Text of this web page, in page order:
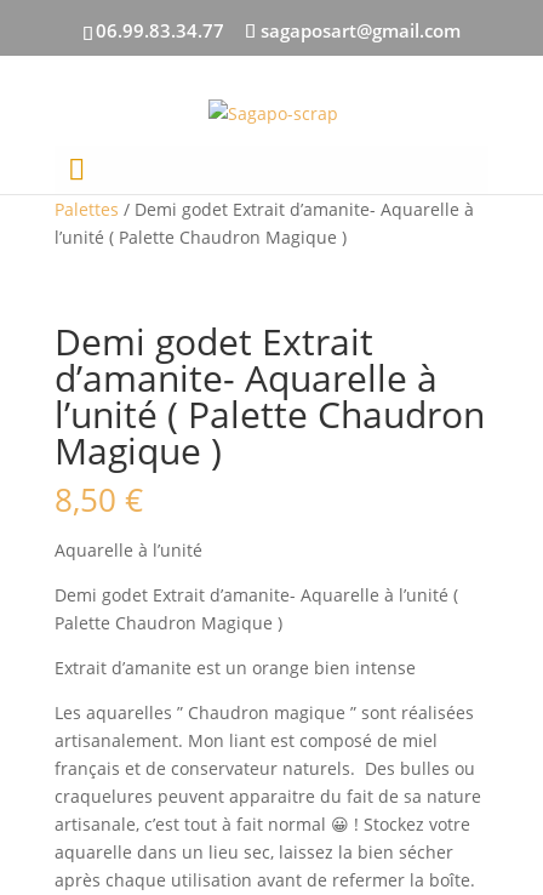
06.99.83.34.77 sagaposart@gmail.com
Accueil
Palettes / Demi godet Extrait d’amanite- Aquarelle à
l’unité ( Palette Chaudron Magique )
Demi godet Extrait
d’amanite- Aquarelle à
l’unité ( Palette Chaudron
Magique )
8,50 €
Aquarelle à l’unité
Demi godet Extrait d’amanite- Aquarelle à l’unité (
Palette Chaudron Magique )
Extrait d’amanite est un orange bien intense
Les aquarelles ” Chaudron magique ” sont réalisées
artisanalement. Mon liant est composé de miel
français et de conservateur naturels. Des bulles ou
craquelures peuvent apparaitre du fait de sa nature
artisanale, c’est tout à fait normal 😀 ! Stockez votre
aquarelle dans un lieu sec, laissez la bien sécher
après chaque utilisation avant de refermer la boîte.